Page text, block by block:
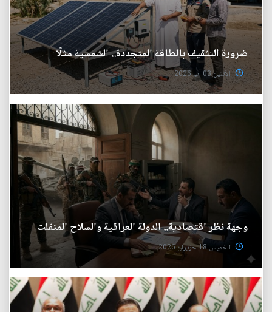
ضرورة التثقيف بالطاقة المتجددة.. الشمسية مثلًا
الأثنين 03 آب 2026
وجهة نظر اقتصادية.. الدولة العراقية والسلاح المنفلت
الخميس 18 حزيران 2026